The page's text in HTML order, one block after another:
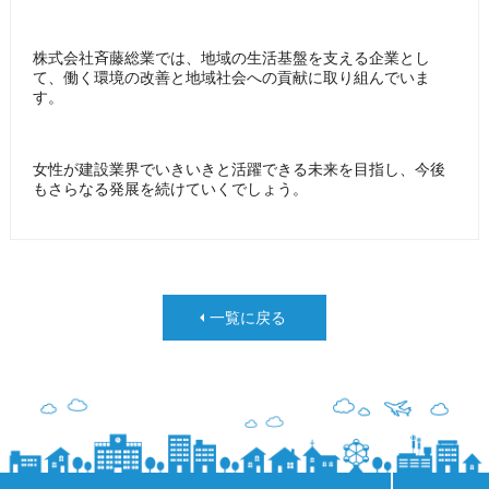
株式会社斉藤総業では、地域の生活基盤を支える企業とし
て、働く環境の改善と地域社会への貢献に取り組んでいま
す。
女性が建設業界でいきいきと活躍できる未来を目指し、今後
もさらなる発展を続けていくでしょう。
一覧に戻る